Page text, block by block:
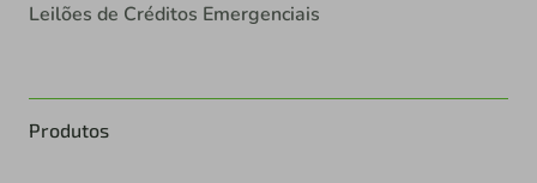
Leilões de Créditos Emergenciais
Produtos